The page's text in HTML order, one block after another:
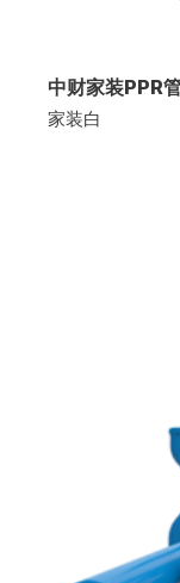
中财家装PPR
家装白